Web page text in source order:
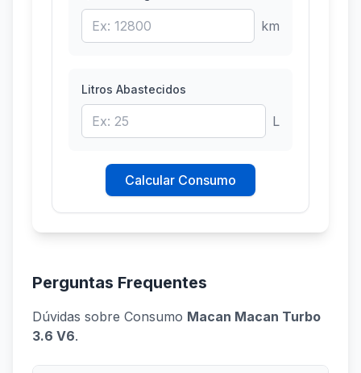
km
Litros Abastecidos
L
Calcular Consumo
Perguntas Frequentes
Dúvidas sobre Consumo Macan Macan Turbo
3.6 V6.